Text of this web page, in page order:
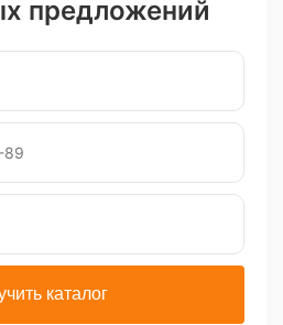
предложений
каталог